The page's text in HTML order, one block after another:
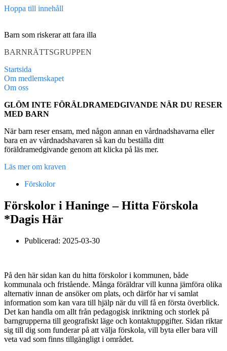
Hoppa till innehåll
Barn som riskerar att fara illa
BARNRÄTTSGRUPPEN
Startsida
Om medlemskapet
Om oss
GLÖM INTE FÖRÄLDRAMEDGIVANDE NÄR DU RESER
MED BARN
När barn reser ensam, med någon annan en vårdnadshavarna eller
bara en av vårdnadshavaren så kan du beställa ditt
föräldramedgivande genom att klicka på läs mer.
Läs mer om kraven
Förskolor
Förskolor i Haninge – Hitta Förskola
*Dagis Här
Publicerad: 2025-03-30
På den här sidan kan du hitta förskolor i kommunen, både
kommunala och fristående. Många föräldrar vill kunna jämföra olika
alternativ innan de ansöker om plats, och därför har vi samlat
information som kan vara till hjälp när du vill få en första överblick.
Det kan handla om allt från pedagogisk inriktning och storlek på
barngrupperna till geografiskt läge och kontaktuppgifter. Sidan riktar
sig till dig som funderar på att välja förskola, vill byta eller bara vill
veta vad som finns tillgängligt i området.